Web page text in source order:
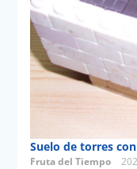
Suelo de torres
Fruta del Tiempo